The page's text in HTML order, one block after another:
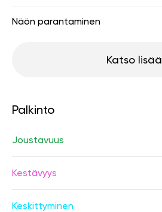
Näön parantaminen
Katso lisää
Palkinto
Joustavuus
Kestävyys
Keskittyminen